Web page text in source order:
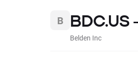
BDC.US
Belden Inc